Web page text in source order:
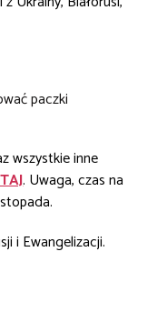
paczki
wszystkie inne
. Uwaga, czas na
i Ewangelizacji.